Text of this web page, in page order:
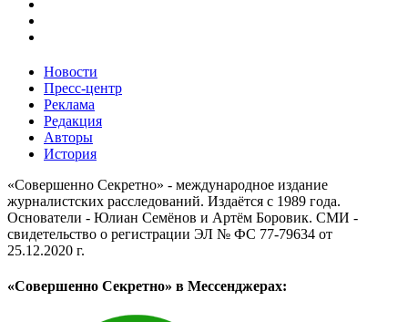
Новости
Пресс-центр
Реклама
Редакция
Авторы
История
«Совершенно Секретно» - международное издание
журналистских расследований. Издаётся с 1989 года.
Основатели - Юлиан Семёнов и Артём Боровик. CМИ -
свидетельство о регистрации ЭЛ № ФС 77-79634 от
25.12.2020 г.
«Совершенно Секретно» в Мессенджерах: